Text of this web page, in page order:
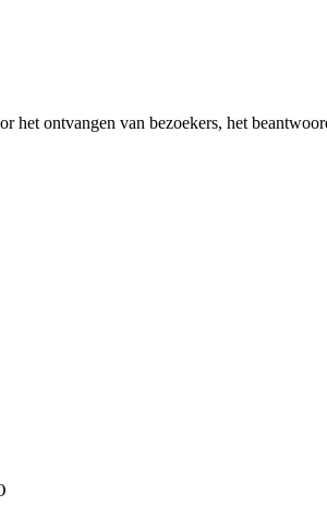
ontvangen van bezoekers, het